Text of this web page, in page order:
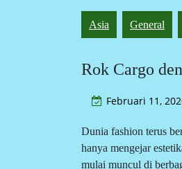
Asia General
Rok Cargo
Februari 11,
Dunia fashion terus
hanya mengejar
mulai muncul di